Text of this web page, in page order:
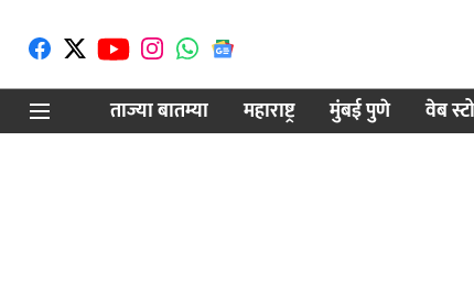
ताज्या बातम्या
महाराष्ट्र मुंबई पुणे वेब